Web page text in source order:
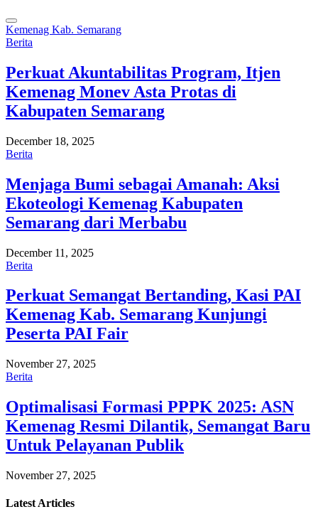
Kemenag Kab. Semarang
Berita
Perkuat Akuntabilitas Program, Itjen
Kemenag Monev Asta Protas di
Kabupaten Semarang
December 18, 2025
Berita
Menjaga Bumi sebagai Amanah: Aksi
Ekoteologi Kemenag Kabupaten
Semarang dari Merbabu
December 11, 2025
Berita
Perkuat Semangat Bertanding, Kasi PAI
Kemenag Kab. Semarang Kunjungi
Peserta PAI Fair
November 27, 2025
Berita
Optimalisasi Formasi PPPK 2025: ASN
Kemenag Resmi Dilantik, Semangat Baru
Untuk Pelayanan Publik
November 27, 2025
Latest Articles